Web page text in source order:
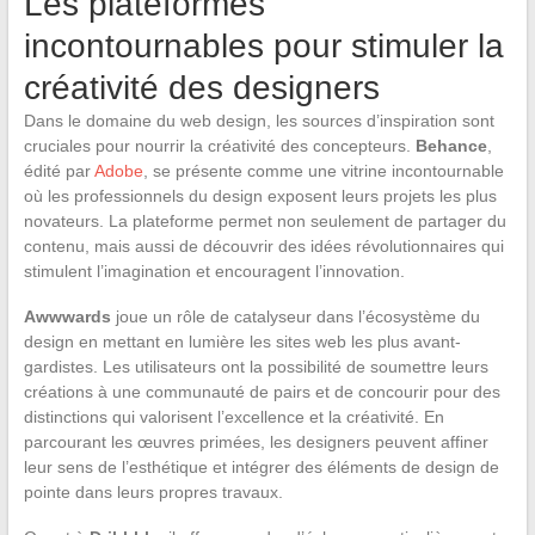
incontournables pour stimuler la
créativité des designers
Dans le domaine du web design, les sources d’inspiration sont
cruciales pour nourrir la créativité des concepteurs. Behance,
édité parAdobe, se présente comme une vitrine incontournable
où les professionnels du design exposent leurs projets les plus
novateurs. La plateforme permet non seulement de partager du
contenu, mais aussi de découvrir des idées révolutionnaires qui
stimulent l’imagination et encouragent l’innovation.
Awwwards joue un rôle de catalyseur dans l’écosystème du
design en mettant en lumière les sites web les plus avant-
gardistes. Les utilisateurs ont la possibilité de soumettre leurs
créations à une communauté de pairs et de concourir pour des
distinctions qui valorisent l’excellence et la créativité. En
parcourant les œuvres primées, les designers peuvent affiner
leur sens de l’esthétique et intégrer des éléments de design de
pointe dans leurs propres travaux.